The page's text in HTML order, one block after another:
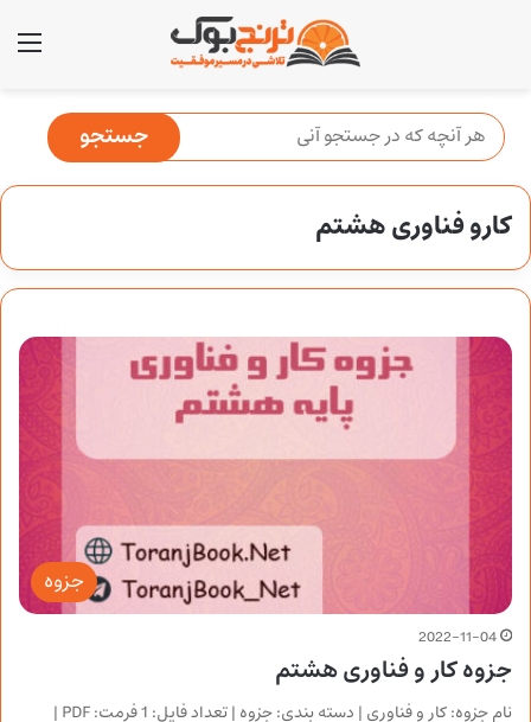
کارو فناوری هشتم
جزوه
2022-11-04
جزوه کار و فناوری هشتم
نام جزوه: کار و فناوری | دسته بندی: جزوه | تعداد فایل: 1 فرمت: PDF |